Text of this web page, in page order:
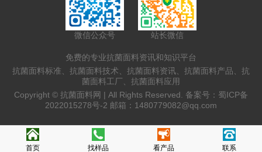
微信公众号 站长微信
免费的专业抗菌面料资讯和知识平台
抗菌面料标准、抗菌面料技术、抗菌面料资讯、抗菌面料产品、抗
菌面料工厂、抗菌面料应用
Copyright © 抗菌面料网 | All Rights Reserved. 备案号： 蜀ICP备
2022015278号-2 邮箱： 1480779082@qq.com
首页 找样品 看产品 联系